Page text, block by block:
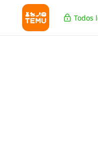
Todos